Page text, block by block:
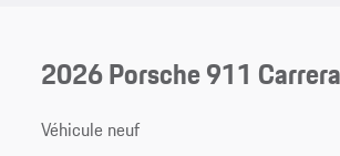
2026 Porsche 911
Véhicule neuf